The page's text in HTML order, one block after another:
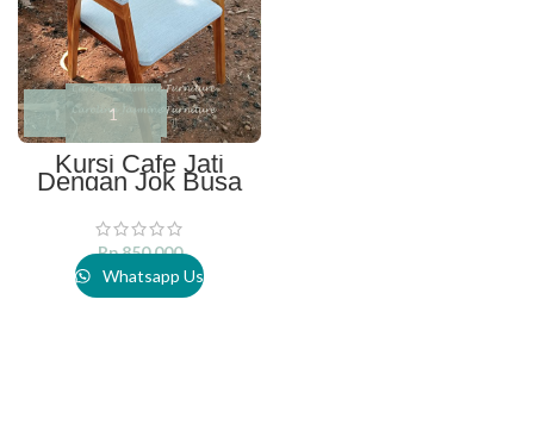
Kursi Cafe Jati
Dengan Jok Busa
Rp850.000
Whatsapp Us